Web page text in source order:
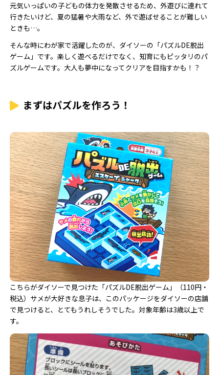
元気いっぱいの子どもの体力を発散させるため、外遊びに連れて
行きたいけど、夏の猛暑や大雨など、外で遊ばせることが難しい
ときも…。
そんな時にわが家で活躍したのが、ダイソーの「パズルDE脱出
ゲーム」です。楽しく遊べるだけでなく、知育にもピッタリのパ
ズルゲームです。大人も夢中になってクリアを目指すかも！？
まずはパズルを作ろう！
こちらがダイソーで見つけた「パズルDE脱出ゲーム」（110円・
税込）サメが大好きな息子は、このパッケージをダイソーの店舗
で見つけると、とてもうれしそうでした。対象年齢は3歳以上で
す。